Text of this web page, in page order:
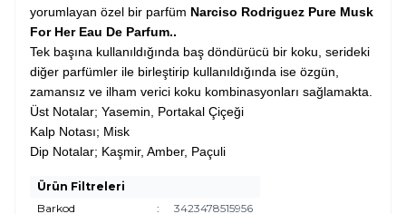
yorumlayan özel bir parfüm Narciso Rodriguez Pure Musk
For Her Eau De Parfum..
Tek başına kullanıldığında baş döndürücü bir koku, serideki
diğer parfümler ile birleştirip kullanıldığında ise özgün,
zamansız ve ilham verici koku kombinasyonları sağlamakta.
Üst Notalar; Yasemin, Portakal Çiçeği
Kalp Notası; Misk
Dip Notalar; Kaşmir, Amber, Paçuli
Ürün Filtreleri
Barkod
:
3423478515956